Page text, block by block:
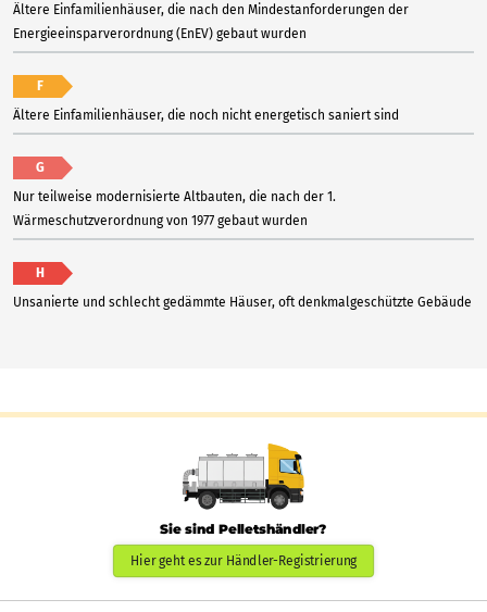
Ältere Einfamilienhäuser, die nach den Mindestanforderungen der
Energieeinsparverordnung (EnEV) gebaut wurden
F
Ältere Einfamilienhäuser, die noch nicht energetisch saniert sind
G
Nur teilweise modernisierte Altbauten, die nach der 1.
Wärmeschutzverordnung von 1977 gebaut wurden
H
Unsanierte und schlecht gedämmte Häuser, oft denkmalgeschützte Gebäude
Sie sind Pelletshändler?
Hier geht es zur Händler-Registrierung